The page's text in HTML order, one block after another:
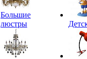
Большие
люстры